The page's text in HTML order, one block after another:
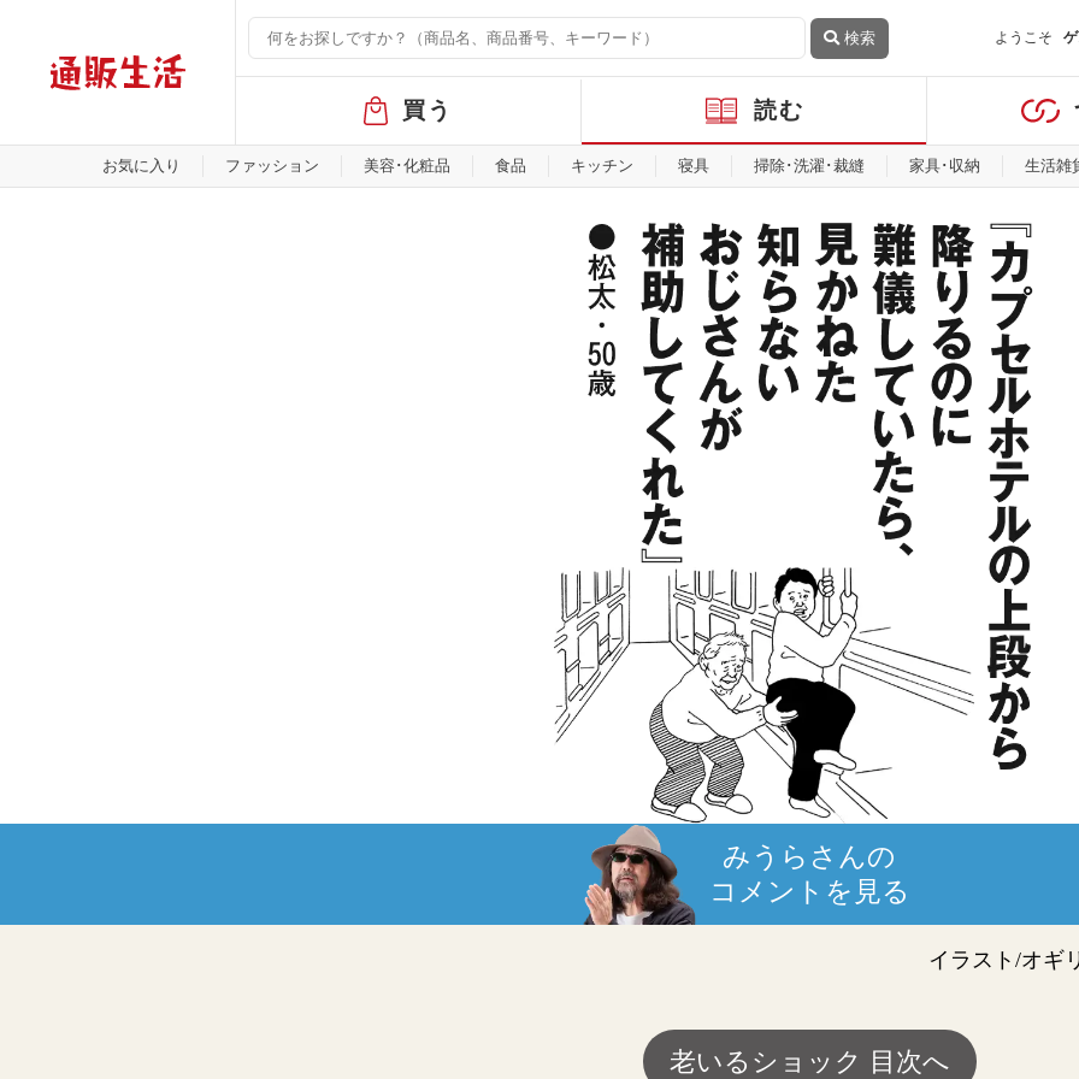
検索 ようこそ
バ
ル
買う 読む
お気に入り ファッション 美容･化粧品 食品 キッチン 寝具 掃除･洗濯･裁縫 家具･収納 生活雑
みうらさんの
コメントを見る
イラスト/オギ
老いるショック 目次へ